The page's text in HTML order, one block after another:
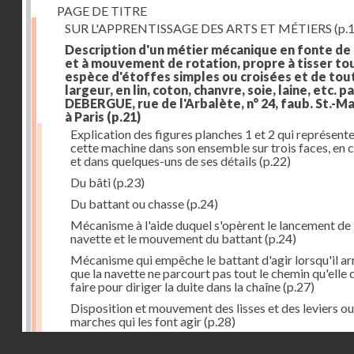
PAGE DE TITRE
SUR L'APPRENTISSAGE DES ARTS ET MÉTIERS
Description d'un métier mécanique en fonte
et à mouvement de rotation, propre à tisser
espèce d'étoffes simples ou croisées et de
largeur, en lin, coton, chanvre, soie, laine, etc.
DEBERGUE, rue de l'Arbalète, n° 24, faub. St.-
à Paris (p.21)
Explication des figures planches 1 et 2 qui
cette machine dans son ensemble sur trois faces, en
et dans quelques-uns de ses détails (p.22)
Du bâti(p.23)
Du battant ou chasse(p.24)
Mécanisme à l'aide duquel s'opèrent le lancement de
navette et le mouvement du battant(p.24)
Mécanisme qui empêche le battant d'agir lorsqu'il
que la navette ne parcourt pas tout le chemin qu'elle
faire pour diriger la duite dans la chaîne(p.27)
Disposition et mouvement des lisses et des leviers ou
marches qui les font agir(p.28)